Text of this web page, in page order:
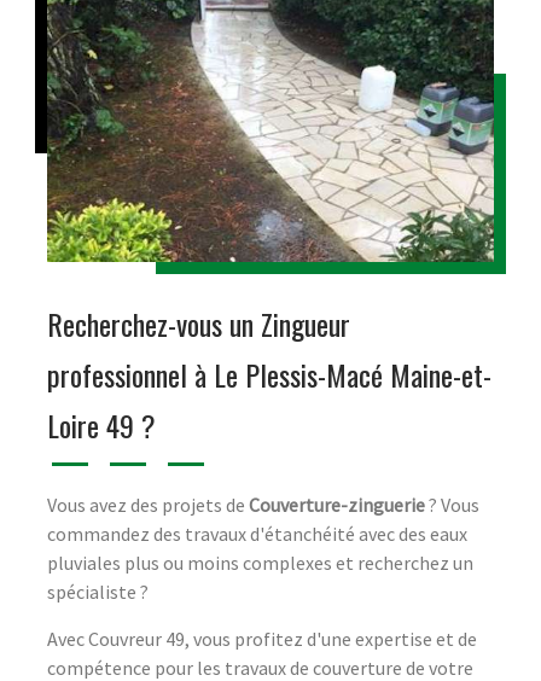
Recherchez-vous un Zingueur
professionnel à Le Plessis-Macé Maine-et-
Loire 49 ?
Vous avez des projets de Couverture-zinguerie? Vous
commandez des travaux d'étanchéité avec des eaux
pluviales plus ou moins complexes et recherchez un
spécialiste ?
Avec Couvreur 49, vous profitez d'une expertise et de
compétence pour les travaux de couverture de votre